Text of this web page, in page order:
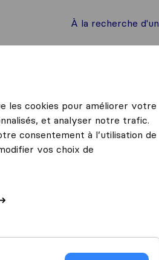
À la recherche d'un
les cookies pour améliorer votre
et analyser notre trafic.
consentement à l’utilisation de
vos choix de